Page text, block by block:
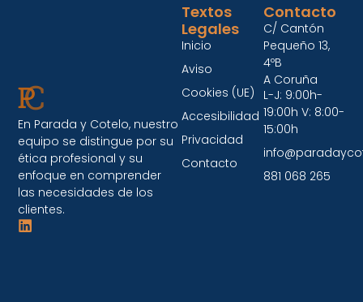
En Parada y Cotelo, nuestro
equipo se distingue por su
ética profesional y su
enfoque en comprender
las necesidades de los
clientes.
Contacto
C/ Cantón
Pequeño 13,
4ºB
A Coruña
L-J: 9:00h-
19:00h V: 8:00-
15:00h
881 068 265
Textos
Legales
Inicio
Aviso
Cookies (UE)
Accesibilidad
Privacidad
Contacto